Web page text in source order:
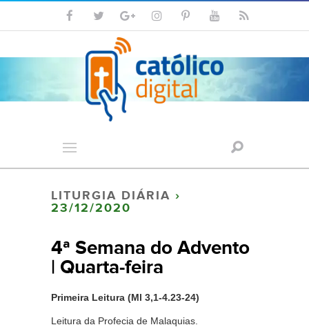
LITURGIA DIÁRIA ›
23/12/2020
4ª Semana do Advento
| Quarta-feira
Primeira Leitura (Ml 3,1-4.23-24)
Leitura da Profecia de Malaquias.